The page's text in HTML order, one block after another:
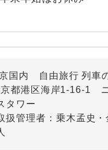
国内 自由旅行 列車
都港区海岸1-16-1
タワー
扱管理者：乗木孟史・